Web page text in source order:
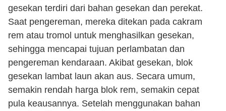
gesekan terdiri dari bahan gesekan dan perekat.
Saat pengereman, mereka ditekan pada cakram
rem atau tromol untuk menghasilkan gesekan,
sehingga mencapai tujuan perlambatan dan
pengereman kendaraan. Akibat gesekan, blok
gesekan lambat laun akan aus. Secara umum,
semakin rendah harga blok rem, semakin cepat
pula keausannya. Setelah menggunakan bahan